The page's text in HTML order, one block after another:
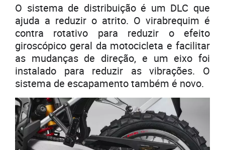
O sistema de distribuição é um DLC que
ajuda a reduzir o atrito. O virabrequim é
contra rotativo para reduzir o efeito
giroscópico geral da motocicleta e facilitar
as mudanças de direção, e um eixo foi
instalado para reduzir as vibrações. O
sistema de escapamento também é novo.